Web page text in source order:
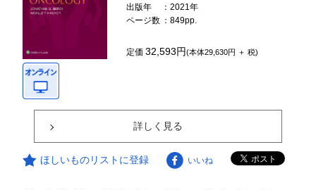
出版年
：2021年
ページ数 ：849pp.
定価32,593円(本体29,630円 ＋ 税)
詳しく見る
ほしいものリストに登録 いいね